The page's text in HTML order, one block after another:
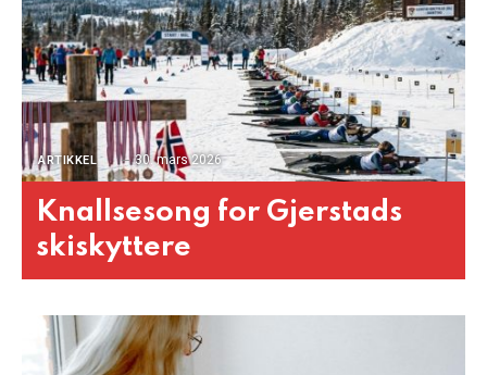
ARTIKKEL 30. mars 2026
Knallsesong for Gjerstads
skiskyttere